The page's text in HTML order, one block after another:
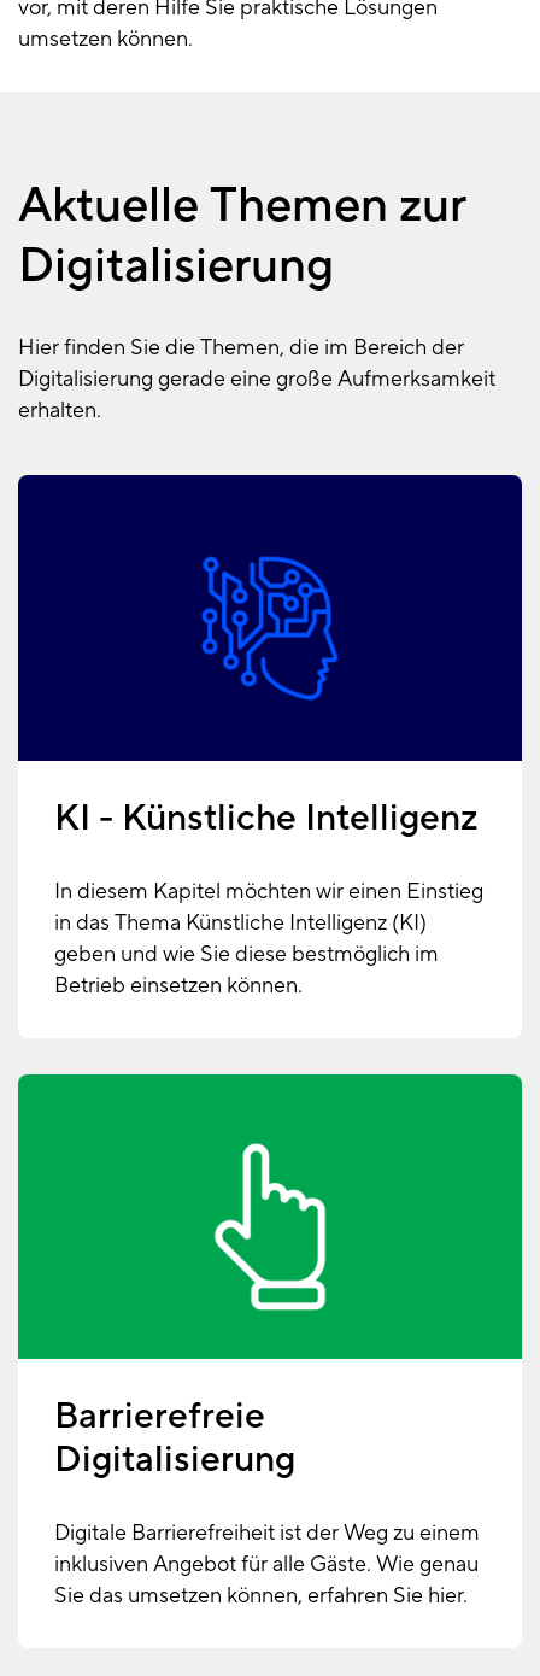
vor, mit deren Hilfe Sie praktische Lösungen
umsetzen können.
Aktuelle Themen zur
Digitalisierung
Hier finden Sie die Themen, die im Bereich der
Digitalisierung gerade eine große Aufmerksamkeit
erhalten.
KI - Künstliche Intelligenz
In diesem Kapitel möchten wir einen Einstieg
in das Thema Künstliche Intelligenz (KI)
geben und wie Sie diese bestmöglich im
Betrieb einsetzen können.
Barrierefreie
Digitalisierung
Digitale Barrierefreiheit ist der Weg zu einem
inklusiven Angebot für alle Gäste. Wie genau
Sie das umsetzen können, erfahren Sie hier.